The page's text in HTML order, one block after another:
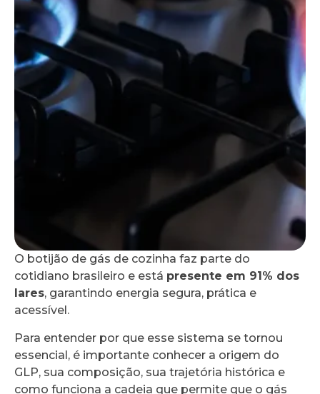
O botijão de gás de cozinha faz parte do
cotidiano brasileiro e está presente em 91% dos
lares, garantindo energia segura, prática e
acessível.
Para entender por que esse sistema se tornou
essencial, é importante conhecer a origem do
GLP, sua composição, sua trajetória histórica e
como funciona a cadeia que permite que o gás